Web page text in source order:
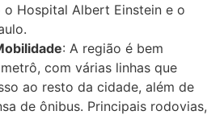
o Hospital Albert Einstein e o
: A região é bem
com várias linhas que
ao resto da cidade, além de
de ônibus. Principais rodovias,